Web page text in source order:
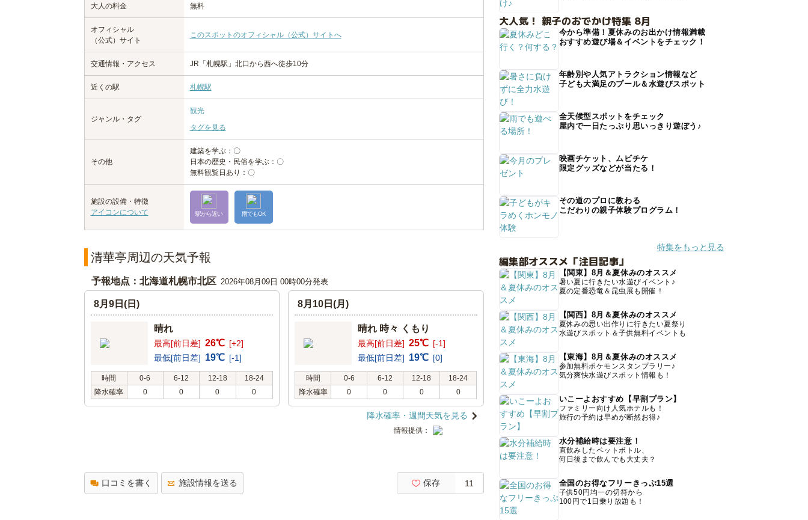
大人の料金 無料
オフィシャル
（公式）サイト
このスポットのオフィシャル（公式）サイトへ
交通情報・アクセス JR「札幌駅」北口から西へ徒歩10分
近くの駅 札幌駅
ジャンル・タグ
観光
タグを見る
その他
建築を学ぶ：〇
日本の歴史・民俗を学ぶ：〇
無料観覧日あり：〇
施設の設備・特徴
アイコンについて
駅から近い 雨でもOK
清華亭周辺の天気予報
予報地点：北海道札幌市北区 2026年08月09日 00時00分発表
8月9日(日)
晴れ
最高[前日差] 26℃ [+2]
最低[前日差] 19℃ [-1]
時間 0-6 6-12 12-18
18-24
降水確率
0 0 0 0
8月10日(月)
晴れ 時々 くもり
最高[前日差] 25℃ [-1]
最低[前日差] 19℃ [0]
時間 0-6 6-12 12-18
18-24
降水確率
0 0 0 0
降水確率・週間天気を見る
情報提供：
口コミを書く 施設情報を送る 保存 11
大人気！ 親子のおでかけ特集 8月
今から準備！夏休みのお出かけ情報満載
おすすめ遊び場＆イベントをチェック！
年齢別や人気アトラクション情報など
子ども大満足のプール＆水遊びスポット
全天候型スポットをチェック
屋内で一日たっぷり思いっきり遊ぼう♪
映画チケット、ムビチケ
限定グッズなどが当たる！
その道のプロに教わる
こだわりの親子体験プログラム！
特集をもっと見る
編集部オススメ「注目記事」
【関東】8月＆夏休みのオススメ
暑い夏に行きたい水遊びイベント♪
夏の定番恐竜＆昆虫展も開催！
【関西】8月＆夏休みのオススメ
夏休みの思い出作りに行きたい夏祭り
水遊びスポット＆子供無料イベントも
【東海】8月＆夏休みのオススメ
参加無料ポケモンスタンプラリー♪
気分爽快水遊びスポット情報も！
いこーよおすすめ【早割プラン】
ファミリー向け人気ホテルも！
旅行の予約は早めが断然お得♪
水分補給時は要注意！
直飲みしたペットボトル、
何日後まで飲んでも大丈夫？
全国のお得なフリーきっぷ15選
子供50円均一の切符から
100円で1日乗り放題も！